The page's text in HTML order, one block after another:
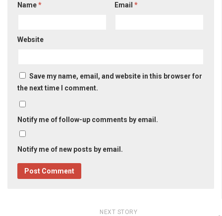
Name* Email*
Website
Save my name, email, and website in this browser for
the next time I comment.
Notify me of follow-up comments by email.
Notify me of new posts by email.
NEXT STORY